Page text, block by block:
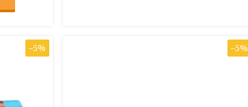
–5% –5%